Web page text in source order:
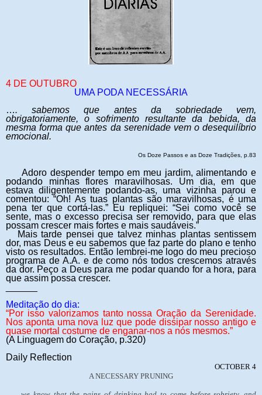
4 DE OUTUBRO
UMA PODA NECESSÁRIA
…. sabemos que antes da sobriedade vem,
obrigatoriamente, o sofrimento resultante da bebida, da
mesma forma que antes da serenidade vem o desequilíbrio
emocional.
Os Doze Passos e as Doze Tradições, p.83
Adoro despender tempo em meu jardim, alimentando e
podando minhas flores maravilhosas. Um dia, em que
estava diligentemente podando-as, uma vizinha parou e
comentou: “Oh! As tuas plantas são maravilhosas, é uma
pena ter que cortá-las.” Eu repliquei: “Sei como você se
sente, mas o excesso precisa ser removido, para que elas
possam crescer mais fortes e mais saudáveis.”
Mais tarde pensei que talvez minhas plantas sentissem
dor, mas Deus e eu sabemos que faz parte do plano e tenho
visto os resultados. Então lembrei-me logo do meu precioso
programa de A.A. e de como nós todos crescemos através
da dor. Peço a Deus para me podar quando for a hora, para
que assim possa crescer.
Meditação do dia:
“Por isso valorizamos tanto nossa Oração da Serenidade.
Nos aponta uma nova luz que pode dissipar nosso antigo e
quase mortal costume de enganar-nos a nós mesmos.”
(A Linguagem do Coração, p.320)
Daily Reflection
OCTOBER 4
A NECESSARY PRUNING